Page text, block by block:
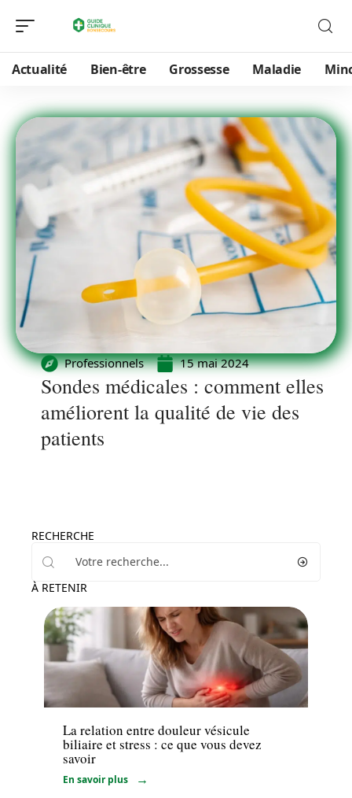
Actualité Bien-être Grossesse Maladie
Professionnels 15 mai 2024
Sondes médicales : comment elles
améliorent la qualité de vie des
patients
RECHERCHE
À RETENIR
La relation entre douleur vésicule
biliaire et stress : ce que vous devez
savoir
En savoir plus